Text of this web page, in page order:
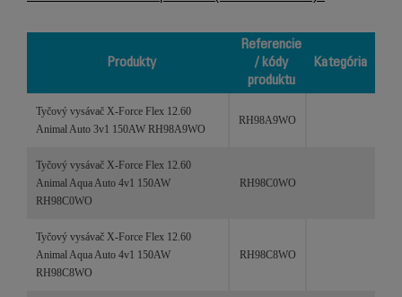
Produkty
Referencie
/ kódy
produktu
Kategória
kódy
Tyčový vysávač X-Force Flex 12.60
Animal Auto 3v1 150AW RH98A9WO
RH98A9WO
Tyčový vysávač X-Force Flex 12.60
Animal Aqua Auto 4v1 150AW
RH98C0WO
RH98C0WO
Tyčový vysávač X-Force Flex 12.60
Animal Aqua Auto 4v1 150AW
RH98C8WO
RH98C8WO